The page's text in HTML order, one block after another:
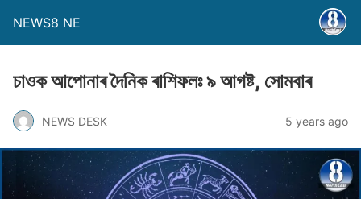
NEWS8 NE
চাওক আপােনাৰ দৈনিক ৰাশিফলঃ ৯ আগষ্ট, সােমবাৰ
NEWS DESK 5 years ago